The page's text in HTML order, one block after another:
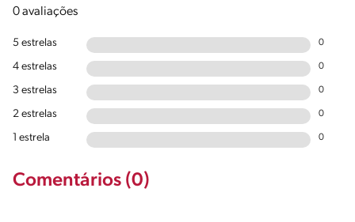
0 avaliações
5 estrelas 0
4 estrelas 0
3 estrelas 0
2 estrelas 0
1 estrela 0
Comentários (0)